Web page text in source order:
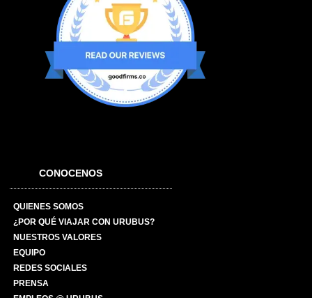
CONOCENOS
QUIENES SOMOS
¿POR QUÉ VIAJAR CON URUBUS?
NUESTROS VALORES
EQUIPO
REDES SOCIALES
PRENSA